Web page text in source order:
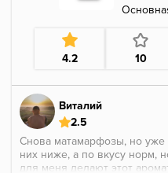
4.2 10
Виталий
2.5
Снова матамарфозы, но уже
них ниже, а по вкусу норм,
для меня делают этот